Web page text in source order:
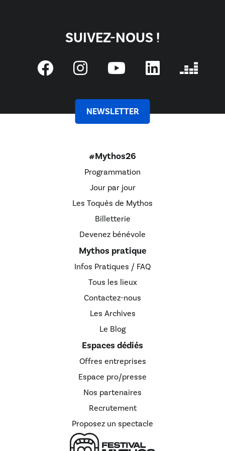
SUIVEZ-NOUS !
NEWSLETTER
#Mythos26
Programmation
Jour par jour
Les Toqués de Mythos
Billetterie
Devenez bénévole
Mythos pratique
Infos Pratiques / FAQ
Tous les lieux
Contactez-nous
Les Archives
Le Blog
Espaces dédiés
Offres entreprises
Espace pro/presse
Nos partenaires
Recrutement
Proposez un spectacle